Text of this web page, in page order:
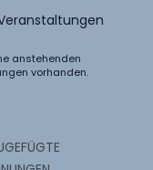
anstehenden
vorhanden.